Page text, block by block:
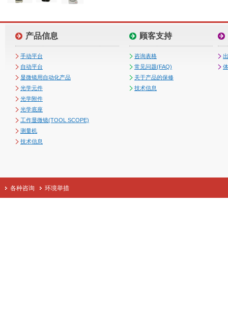
产品信息
手动平台
自动平台
显微镜用自动化产品
光学元件
光学附件
光学底座
工作显微镜(TOOL SCOPE)
测量机
技术信息
顾客支持
咨询表格
常见问题(FAQ)
关于产品的保修
技术信息
各种咨询 环境举措